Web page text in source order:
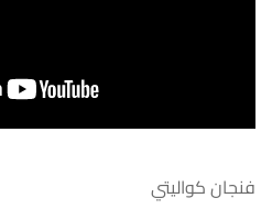
فنجان كواليتي